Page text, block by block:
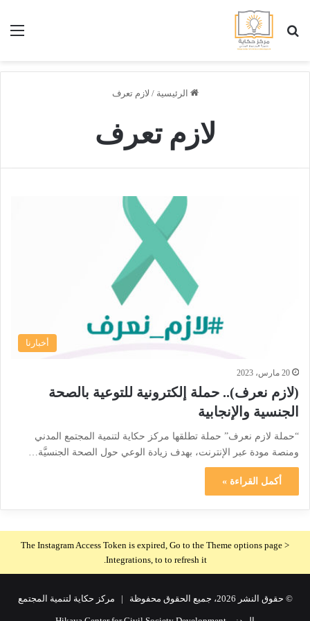
بحث عن
الرئيسية / لازم تعرف
لازم تعرف
أخبارنا
20 مارس، 2023
(لازم نعرف).. حملة إلكترونية للتوعية بالصحة
الجنسية والإنجابية
“حملة لازم نعرف” حملة تطلقها مركز حكاية لتنمية المجتمع المدني
ومنصة مودة عبر الإنترنت، بهدف زيادة الوعي حول الصحة الجنسيَّة…
أكمل القراءة »
The Instagram Access Token is expired, Go to the Theme options page >
Integrations, to to refresh it.
© حقوق النشر 2026، جميع الحقوق محفوظة | مركز حكاية لتنمية المجتمع